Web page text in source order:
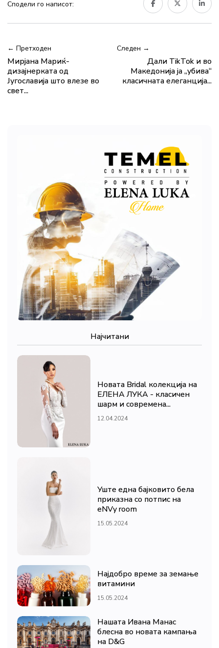
Сподели го написот:
← Претходен
Мирјана Мариќ-
дизајнерката од
Југославија што влезе во
свет...
Следен →
Дали TikTok и во
Македонија ја „убива“
класичната елеганција...
Најчитани
Новата Bridal колекција на
ЕЛЕНА ЛУКА - класичен
шарм и современа...
12.04.2024
Уште една бајковито бела
приказна со потпис на
eNVy room
15.05.2024
Најдобро време за земање
витамини
15.05.2024
Нашата Ивана Манас
блесна во новата кампања
на D&G